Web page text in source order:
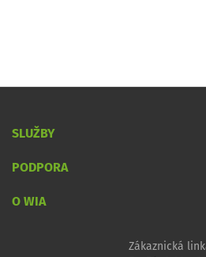
SLUŽBY
PODPORA
O WIA
Zákaznická